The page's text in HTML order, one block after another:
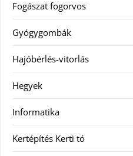
Fogászat fogorvos
Gyógygombák
Hajóbérlés-vitorlás
Hegyek
Informatika
Kertépítés Kerti tó